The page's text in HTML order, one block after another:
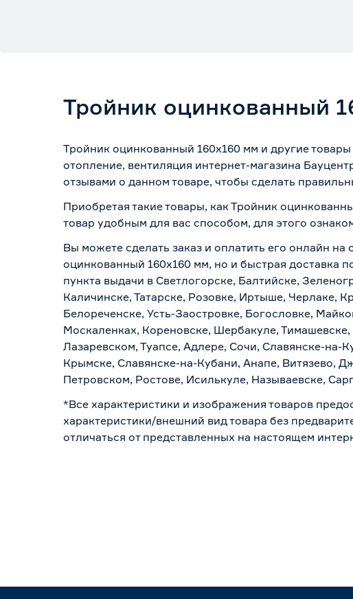
Тройник оцинкованный
Тройник оцинкованный 160х160 мм и другие
отопление, вентиляция интернет-магазина
отзывами о данном товаре, чтобы сделать
Приобретая такие товары, как Тройник
товар удобным для вас способом, для этого
Вы можете сделать заказ и оплатить его онлайн
оцинкованный 160х160 мм, но и быстрая доставка
пункта выдачи в Светлогорске, Балтийске,
Каличинске, Татарске, Розовке, Иртыше, Черлаке,
Белореченске, Усть-Заостровке, Богословке,
Москаленках, Кореновске, Шербакуле,
Лазаревском, Туапсе, Адлере, Сочи, Славянске-
Крымске, Славянске-на-Кубани, Анапе, Витязево,
Петровском, Ростове, Исилькуле, Называевске,
*Все характеристики и изображения товаров
характеристики/внешний вид товара без
отличаться от представленных на настоящем